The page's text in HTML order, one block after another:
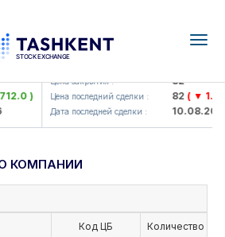
)
KFSK (<Kafolat sug'urta
Цена закрытия : 82
Цена последний сделки : 82( ▼ 1.91 )
Дата последней сделки : 10.08.2026
КОМПАНИИ
Код ЦБ Количество